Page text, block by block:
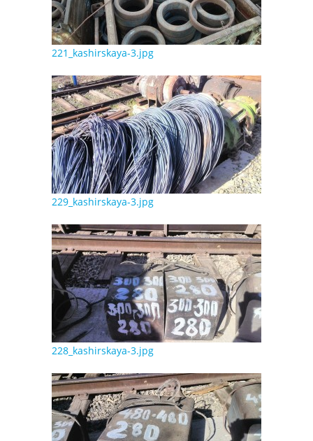
221_kashirskaya-3.jpg
229_kashirskaya-3.jpg
228_kashirskaya-3.jpg